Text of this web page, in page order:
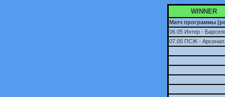
WINNER
Матч программы
06.05 Интер -
07.05 ПСЖ - Арсенал